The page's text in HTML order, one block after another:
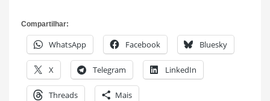
Compartilhar:
WhatsApp Facebook Bluesky
X Telegram LinkedIn
Threads Mais